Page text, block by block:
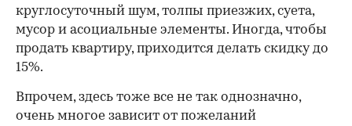
круглосуточный шум, толпы приезжих, суета,
мусор и асоциальные элементы. Иногда, чтобы
продать квартиру, приходится делать скидку до
15%.
Впрочем, здесь тоже все не так однозначно,
очень многое зависит от пожеланий